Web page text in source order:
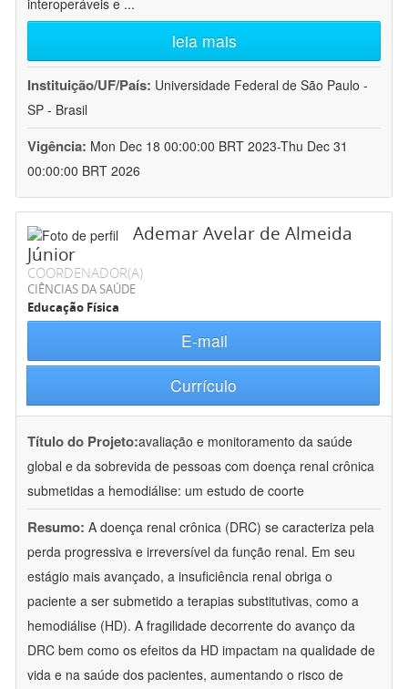
interoperáveis e ...
leia mais
Instituição/UF/País: Universidade Federal de São Paulo -
SP - Brasil
Vigência: Mon Dec 18 00:00:00 BRT 2023-Thu Dec 31
00:00:00 BRT 2026
Ademar Avelar de Almeida
Júnior
COORDENADOR(A)
CIÊNCIAS DA SAÚDE
Educação Física
E-mail
Currículo
Título do Projeto:avaliação e monitoramento da saúde
global e da sobrevida de pessoas com doença renal crônica
submetidas a hemodiálise: um estudo de coorte
Resumo: A doença renal crônica (DRC) se caracteriza pela
perda progressiva e irreversível da função renal. Em seu
estágio mais avançado, a insuficiência renal obriga o
paciente a ser submetido a terapias substitutivas, como a
hemodiálise (HD). A fragilidade decorrente do avanço da
DRC bem como os efeitos da HD impactam na qualidade de
vida e na saúde dos pacientes, aumentando o risco de